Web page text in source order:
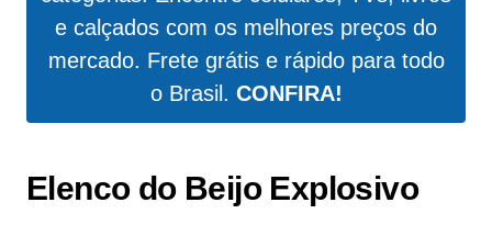
e calçados com os melhores preços do
mercado. Frete grátis e rápido para todo
o Brasil. CONFIRA!
Elenco do Beijo Explosivo